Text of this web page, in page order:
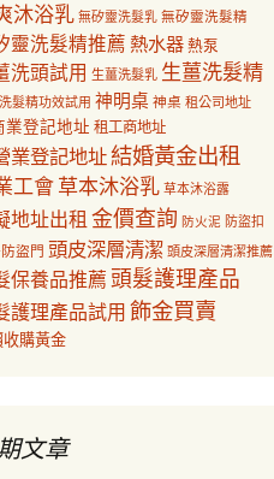
沐浴乳 無矽靈洗髮乳 無矽靈洗髮精
靈洗髮精推薦 熱水器 熱泵
洗頭試用 生薑洗髮乳 生薑洗髮精
髮精功效試用 神明桌 神桌 租公司地址
業登記地址 租工商地址
業登記地址結婚黃金出租
工會草本沐浴乳 草本沐浴露
地址出租 金價查詢 防火泥 防盜扣
盜門 頭皮深層清潔 頭皮深層清潔推薦
保養品推薦 頭髮護理產品
護理產品試用 飾金買賣
購黃金
文章